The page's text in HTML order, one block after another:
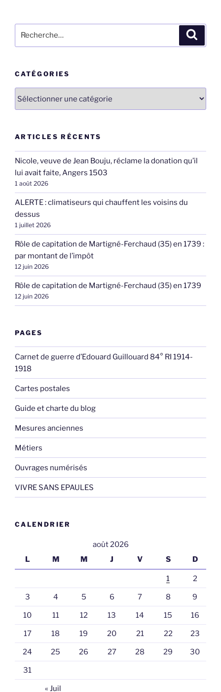
pour
CATÉGORIES
ARTICLES RÉCENTS
Nicole, veuve de Jean Bouju, réclame la donation qu’il
lui avait faite, Angers 1503
1 août 2026
ALERTE : climatiseurs qui chauffent les voisins du
dessus
1 juillet 2026
Rôle de capitation de Martigné-Ferchaud (35) en 1739 :
par montant de l’impôt
12 juin 2026
Rôle de capitation de Martigné-Ferchaud (35) en 1739
12 juin 2026
PAGES
Carnet de guerre d’Edouard Guillouard 84° RI 1914-
1918
Cartes postales
Guide et charte du blog
Mesures anciennes
Métiers
Ouvrages numérisés
VIVRE SANS EPAULES
CALENDRIER
août 2026
L
M M J V S D
1 2
3 4 5 6 7 8 9
10 11 12 13 14 15 16
17 18 19 20 21 22 23
24 25 26 27 28 29 30
31
« Juil